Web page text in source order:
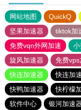
网站地图 QuickQ
坚果加速器
tiktok加
免费vqn外网加速
旋风加速器
免费vps
快连加速器
快连加
快鸭加速器
快柠檬
软件中心
银河加速